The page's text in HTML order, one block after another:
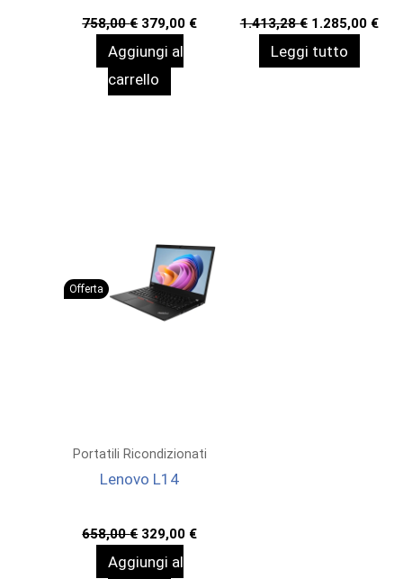
758,00€ Il
prezzo
originale
758,00 €.
379,00 €Il
Aggiungi al
carrello
1.413,28€ Il
prezzo
originale
era:
1.285,00 €Il
Leggi tutto
Offerta
Portatili Ricondizionati
Lenovo L14
658,00€ Il
prezzo
originale
329,00 €Il
prezzo
Aggiungi al